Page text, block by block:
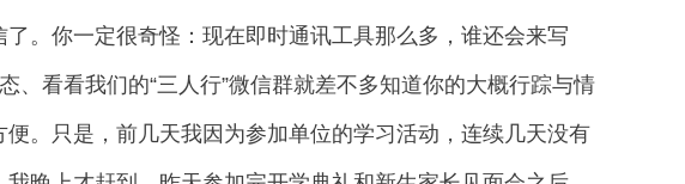
。你一定很奇怪：现在即时通讯工具那么多，谁还会来写
、看看我们的“三人行”微信群就差不多知道你的大概行踪与情
。只是，前几天我因为参加单位的学习活动，连续几天没有